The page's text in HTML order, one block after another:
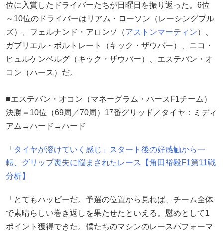
位に入賞したドライバーたちが日曜日を振り返った。6位
～10位のドライバーはリアム・ローソン（レーシングブル
ズ）、フェルナンド・アロンソ（アストンマーティン）、
ガブリエル・ボルトレート（キック・ザウバー）、ニコ・
ヒュルケンベルグ（キック・ザウバー）、エステバン・オ
コン（ハース）だ。
■エステバン・オコン（マネーグラム・ハースF1チーム）
決勝＝10位（69周／70周）17番グリッド／タイヤ：ミディ
アム→ハード→ハード
「タイヤが溶けていく感じ」スタート後の好感触から一
転、グリップ喪失に悩まされたレース【角田裕毅F1第11戦
分析】
「とてもハッピーだ。予選の位置から見れば、チーム全体
で素晴らしい巻き返しを果たせたといえる。慰めとして1
ポイント獲得できた。僕たちのマシンのレースパフォーマ